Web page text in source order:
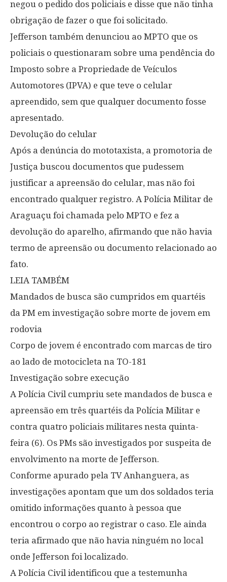
negou o pedido dos policiais e disse que não tinha
obrigação de fazer o que foi solicitado.
Jefferson também denunciou ao MPTO que os
policiais o questionaram sobre uma pendência do
Imposto sobre a Propriedade de Veículos
Automotores (IPVA) e que teve o celular
apreendido, sem que qualquer documento fosse
apresentado.
Devolução do celular
Após a denúncia do mototaxista, a promotoria de
Justiça buscou documentos que pudessem
justificar a apreensão do celular, mas não foi
encontrado qualquer registro. A Polícia Militar de
Araguaçu foi chamada pelo MPTO e fez a
devolução do aparelho, afirmando que não havia
termo de apreensão ou documento relacionado ao
fato.
LEIA TAMBÉM
Mandados de busca são cumpridos em quartéis
da PM em investigação sobre morte de jovem em
rodovia
Corpo de jovem é encontrado com marcas de tiro
ao lado de motocicleta na TO-181
Investigação sobre execução
A Polícia Civil cumpriu sete mandados de busca e
apreensão em três quartéis da Polícia Militar e
contra quatro policiais militares nesta quinta-
feira (6). Os PMs são investigados por suspeita de
envolvimento na morte de Jefferson.
Conforme apurado pela TV Anhanguera, as
investigações apontam que um dos soldados teria
omitido informações quanto à pessoa que
encontrou o corpo ao registrar o caso. Ele ainda
teria afirmado que não havia ninguém no local
onde Jefferson foi localizado.
A Polícia Civil identificou que a testemunha